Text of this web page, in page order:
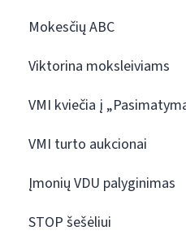
Mokesčių ABC
Viktorina moksleiviams
VMI kviečia į
VMI turto aukcionai
Įmonių VDU palyginimas
STOP šešėliui